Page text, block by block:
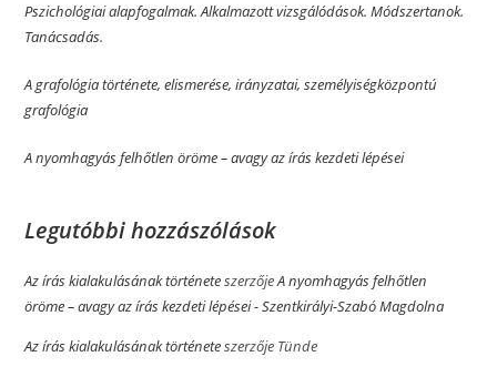
Pszichológiai alapfogalmak. Alkalmazott vizsgálódások. Módszertanok.
Tanácsadás.
A grafológia története, elismerése, irányzatai, személyiségközpontú
grafológia
A nyomhagyás felhőtlen öröme­­ – avagy az írás kezdeti lépései
Legutóbbi hozzászólások
Az írás kialakulásának történeteszerzőjeA nyomhagyás felhőtlen
öröme­­ – avagy az írás kezdeti lépései - Szentkirályi-Szabó Magdolna
Az írás kialakulásának történeteszerzője Tünde